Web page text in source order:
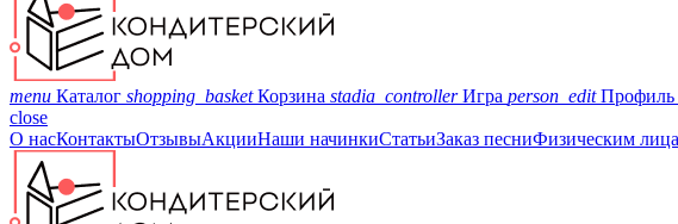
menu Каталог shopping_basket Корзина stadia_controller Игра person_edit Профиль
close
О насКонтактыОтзывыАкцииНаши начинкиСтатьиЗаказ песниФизическим